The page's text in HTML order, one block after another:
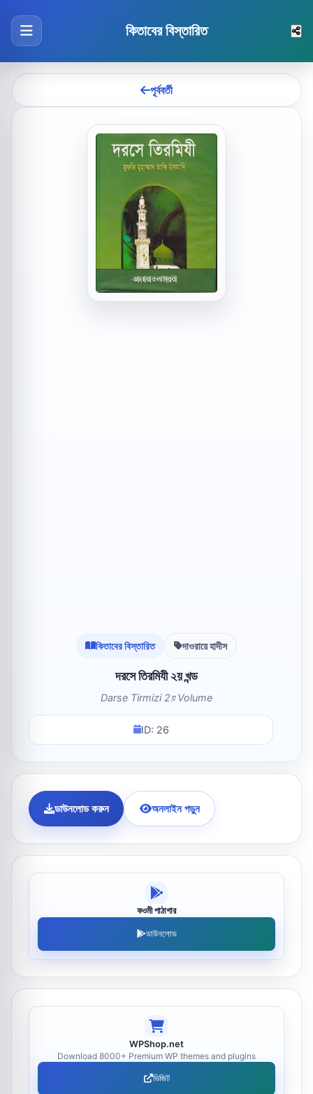
কিতাবের বিস্তারিত
পূর্ববর্তী
কিতাবের বিস্তারিত দাওরায়ে হাদীস
দরসে তিরমিযী ২য় খন্ড
Darse Tirmizi 2য় Volume
ID: 26
ডাউনলোড করুন অনলাইন পড়ুন
কওমী পাঠাগার
ডাউনলোড
WPShop.net
Download 8000+ Premium WP themes and plugins
ভিজিট